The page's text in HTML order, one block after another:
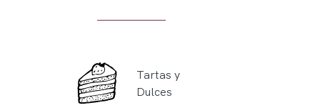
Tartas y
Dulces